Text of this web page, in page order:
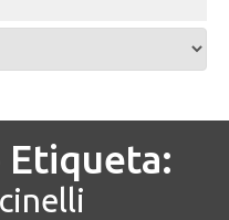
Etiqueta: